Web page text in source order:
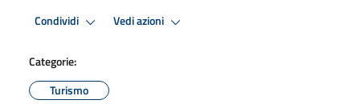
Condividi Vedi azioni
Categorie:
Turismo